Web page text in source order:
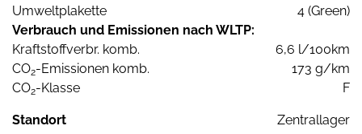
Umweltplakette
4 (Green)
Verbrauch und Emissionen nach WLTP:
Kraftstoffverbr. komb.
6,6 l/100km
CO2-Emissionen komb.
173 g/km
CO2-Klasse F
Standort Zentrallager